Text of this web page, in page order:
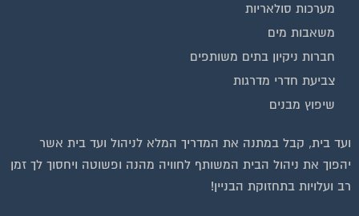
מערכות סולאריות
משאבות מים
חברות ניקיון בתים משותפים
צביעת חדרי מדרגות
שיפוץ מבנים
ועד בית, קבל במתנה את המדריך המלא לניהול ועד בית אשר
יהפוך את ניהול הבית המשותף לחוויה מהנה ופשוטה ויחסוך לך זמן
רב ועלויות בתחזוקת הבניין!